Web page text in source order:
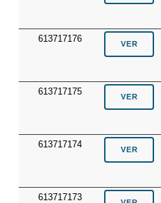
613717176
613717175
613717174
613717173